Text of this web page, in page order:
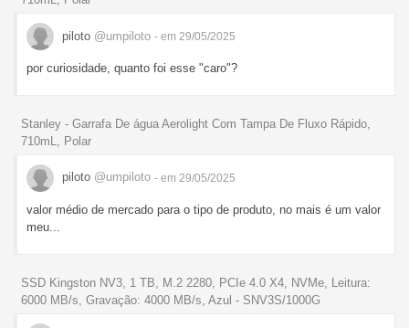
piloto @umpiloto - em 29/05/2025
por curiosidade, quanto foi esse "caro"?
Stanley - Garrafa De água Aerolight Com Tampa De Fluxo Rápido,
710mL, Polar
piloto @umpiloto - em 29/05/2025
valor médio de mercado para o tipo de produto, no mais é um valor
meu...
SSD Kingston NV3, 1 TB, M.2 2280, PCIe 4.0 X4, NVMe, Leitura:
6000 MB/s, Gravação: 4000 MB/s, Azul - SNV3S/1000G